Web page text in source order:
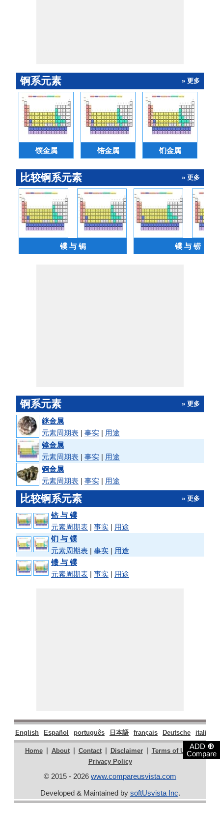
ADD ⊕
Compare
锕系元素 » 更多
镤金属 锫金属 钔金属
比较锕系元素 » 更多
镤 与 锔 镤 与 铹
锕系元素 » 更多
銤金属
元素周期表 | 事实 | 用途
镎金属
元素周期表 | 事实 | 用途
锕金属
元素周期表 | 事实 | 用途
比较锕系元素 » 更多
锫 与 镤
元素周期表 | 事实 | 用途
钔 与 镤
元素周期表 | 事实 | 用途
镄 与 镤
元素周期表 | 事实 | 用途
English Español português 日本語 français Deutsche italiano
Home | About | Contact | Disclaimer | Terms of Use |
Privacy Policy
© 2015 - 2026 www.compareusvista.com
Developed & Maintained by softUsvista Inc.